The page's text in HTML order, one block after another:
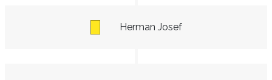
Herman Josef